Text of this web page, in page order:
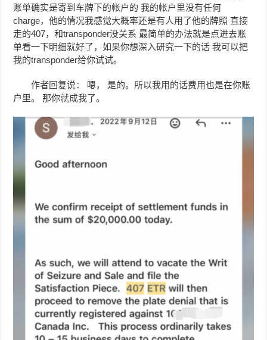
账单确实是寄到车牌下的帐户的 我的帐户里没有任何
charge，他的情况我感觉大概率还是有人用了他的牌照 直接
走的407，和transponder没关系 最简单的办法就是点进去账
单看一下明细就好了，如果你想深入研究一下的话 我可以把
我的transponder给你试试。
作者回复说： 嗯， 是的。所以我用的话费用也是在你账
户里。 那你就成我了。